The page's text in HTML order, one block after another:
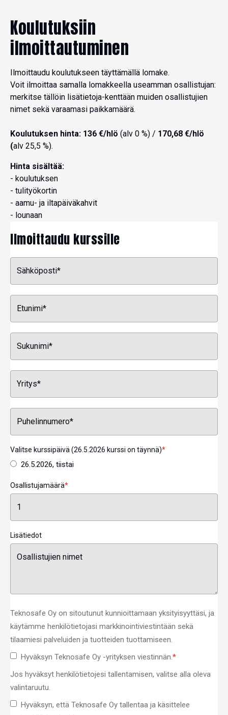
Koulutuksiin
ilmoittautuminen
Ilmoittaudu koulutukseen täyttämällä lomake.
Voit ilmoittaa samalla lomakkeella useamman osallistujan:
merkitse tällöin lisätietoja-kenttään muiden osallistujien
nimet sekä varaamasi paikkamäärä.
Koulutuksen hinta: 136 €/hlö (alv 0 %) / 170,68 €/hlö
(alv 25,5 %).
Hinta sisältää:
- koulutuksen
- tulityökortin
- aamu- ja iltapäiväkahvit
- lounaan
Ilmoittaudu kurssille
Valitse kurssipäivä (26.5.2026 kurssi on täynnä)*
26.5.2026, tiistai
Osallistujamäärä*
Lisätiedot
Teknosafe Oy on sitoutunut kunnioittamaan yksityisyyttäsi, ja
käytämme henkilötietojasi markkinointiviestintään sekä
tilaamiesi palveluiden ja tuotteiden tuottamiseen.
Hyväksyn Teknosafe Oy -yrityksen viestinnän.*
Jos hyväksyt henkilötietojesi tallentamisen, valitse alla oleva
valintaruutu.
Hyväksyn, että Teknosafe Oy tallentaa ja käsittelee